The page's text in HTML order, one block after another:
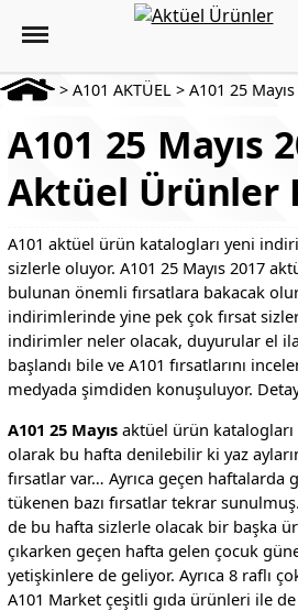
> A101 AKTÜEL > A101 25
A101 25 Mayıs
Aktüel Ürünler
A101 aktüel ürün katalogları yeni
sizlerle oluyor. A101 25 Mayıs 2017
bulunan önemli fırsatlara bakacak
indirimlerinde yine pek çok fırsat
indirimler neler olacak, duyurular el
başlandı bile ve A101 fırsatlarını
medyada şimdiden konuşuluyor.
A101 25 Mayısaktüel ürün
olarak bu hafta denilebilir ki yaz
fırsatlar var… Ayrıca geçen haftalarda
tükenen bazı fırsatlar tekrar
de bu hafta sizlerle olacak bir başka
çıkarken geçen hafta gelen çocuk
yetişkinlere de geliyor. Ayrıca 8 raflı
A101 Market çeşitli gıda ürünleri ile